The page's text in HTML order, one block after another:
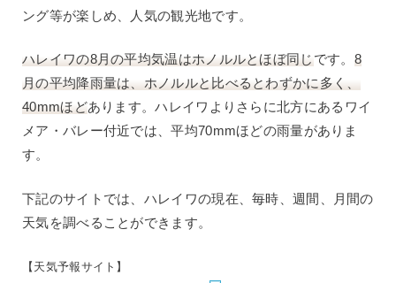
ング等が楽しめ、人気の観光地です。
ハレイワの8月の平均気温はホノルルとほぼ同じ です。 8
月の平均降雨量は、ホノルルと比べるとわずかに多く、
40mmほどあります。ハレイワよりさらに北方にあるワイ
メア・バレー付近では、平均70mmほどの雨量がありま
す。
下記のサイトでは、ハレイワの現在、毎時、週間、月間の
天気を調べることができます。
【天気予報サイト】